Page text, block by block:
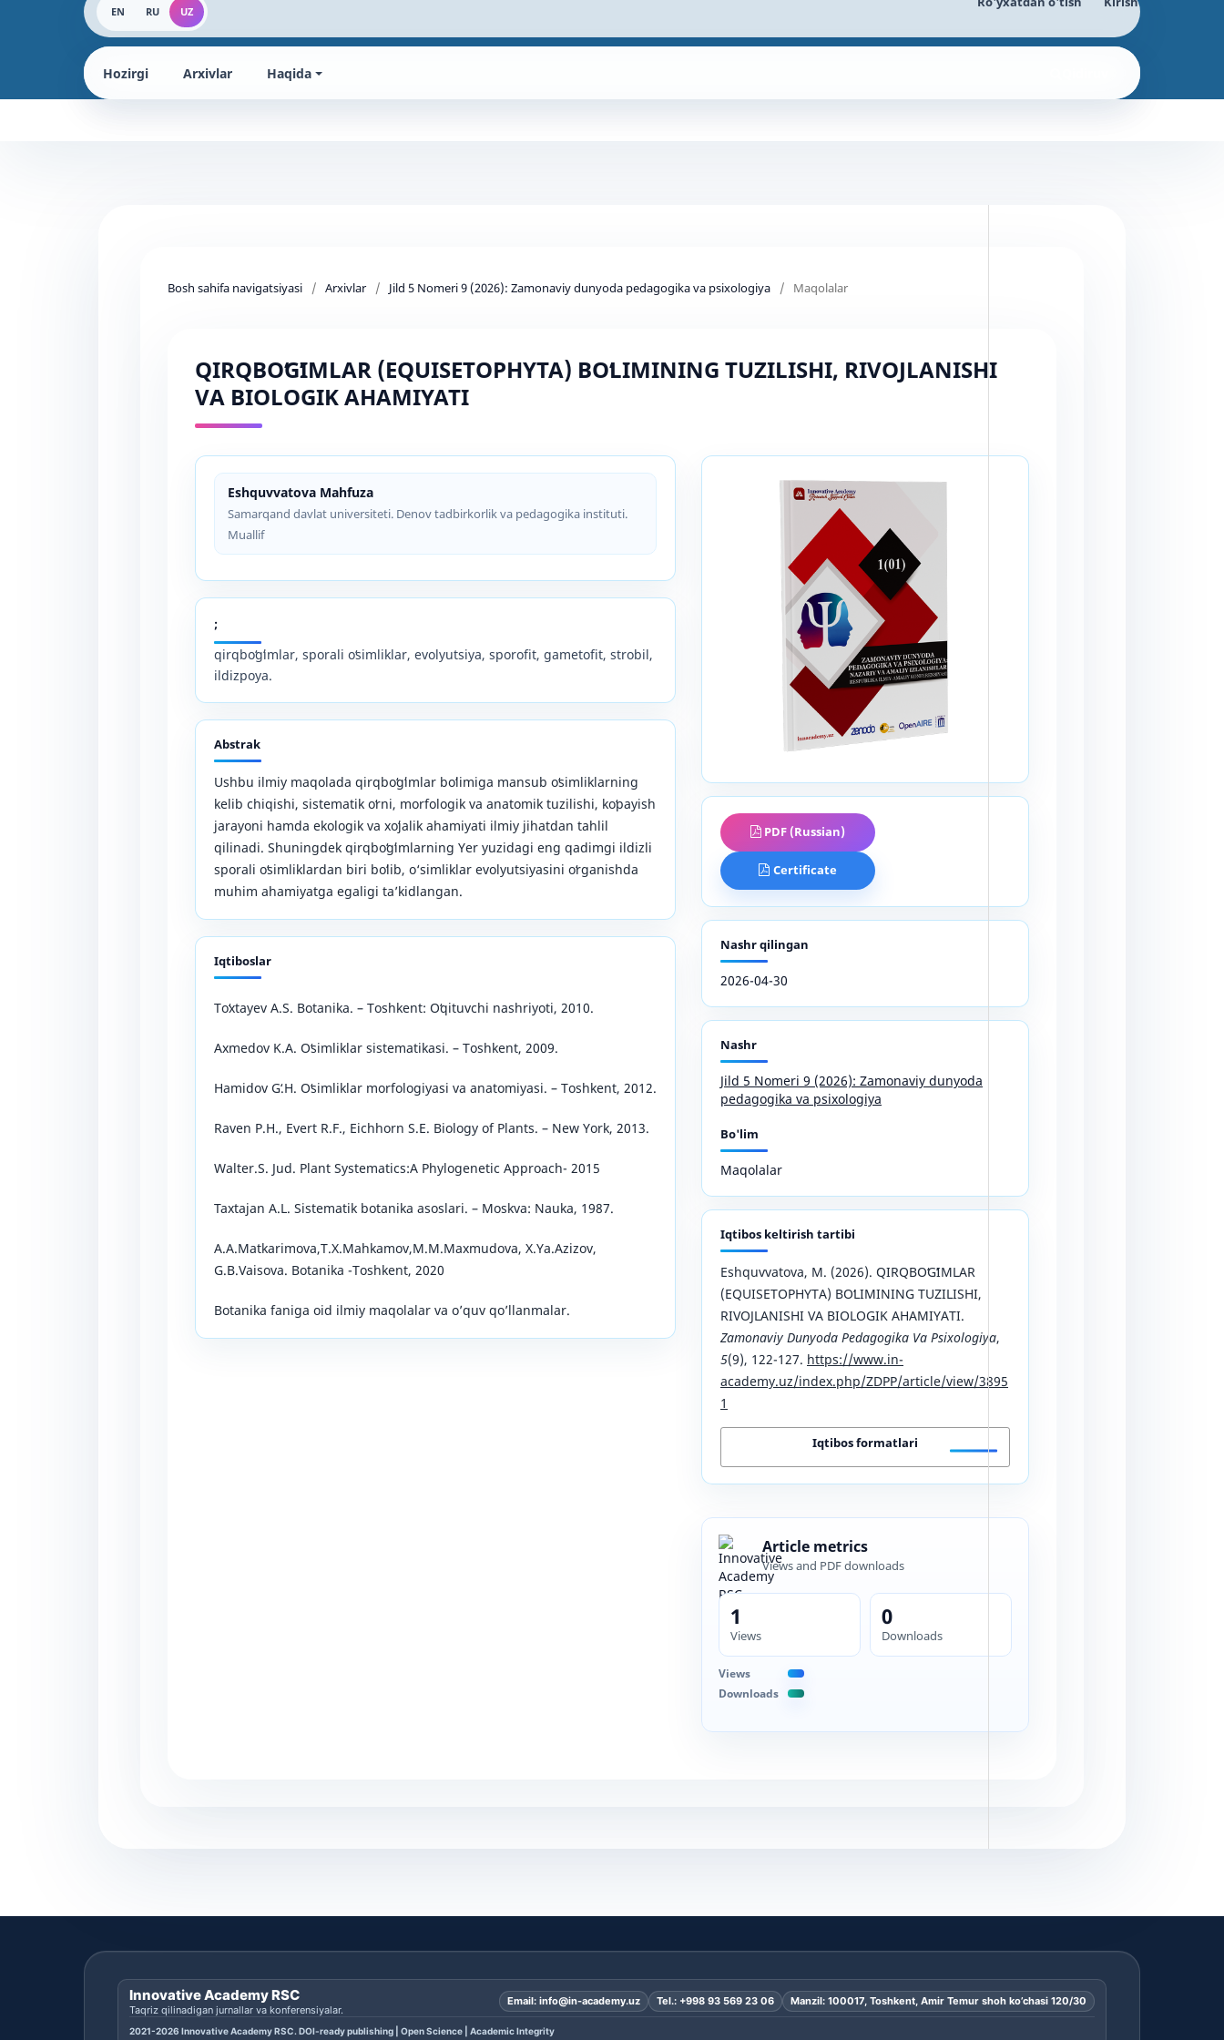
EN RU UZ
Hozirgi Arxivlar Haqida
Bosh sahifa navigatsiyasi / Arxivlar / Jild 5 Nomeri 9 (2026): Zamonaviy dunyoda pedagogika va psixologiya / Maqolalar
QIRQBOʻGʻIMLAR (EQUISETOPHYTA) BOʻLIMINING TUZILISHI, RIVOJLANISHI
VA BIOLOGIK AHAMIYATI
Eshquvvatova Mahfuza
Samarqand davlat universiteti. Denov tadbirkorlik va pedagogika instituti.
Muallif
;
qirqboʻgʻimlar, sporali oʻsimliklar, evolyutsiya, sporofit, gametofit, strobil,
ildizpoya.
Abstrak
Ushbu ilmiy maqolada qirqboʻgʻimlar boʻlimiga mansub oʻsimliklarning
kelib chiqishi, sistematik oʻrni, morfologik va anatomik tuzilishi, koʻpayish
jarayoni hamda ekologik va xoʻjalik ahamiyati ilmiy jihatdan tahlil
qilinadi. Shuningdek qirqboʻgʻimlarning Yer yuzidagi eng qadimgi ildizli
sporali oʻsimliklardan biri boʻlib, o‘simliklar evolyutsiyasini oʻrganishda
muhim ahamiyatga egaligi ta’kidlangan.
Iqtiboslar
Toʻxtayev A.S. Botanika. – Toshkent: Oʻqituvchi nashriyoti, 2010.
Axmedov K.A. Oʻsimliklar sistematikasi. – Toshkent, 2009.
Hamidov Gʻ.H. Oʻsimliklar morfologiyasi va anatomiyasi. – Toshkent, 2012.
Raven P.H., Evert R.F., Eichhorn S.E. Biology of Plants. – New York, 2013.
Walter.S. Jud. Plant Systematics:A Phylogenetic Approach- 2015
Taxtajan A.L. Sistematik botanika asoslari. – Moskva: Nauka, 1987.
A.A.Matkarimova,T.X.Mahkamov,M.M.Maxmudova, X.Ya.Azizov,
G.B.Vaisova. Botanika -Toshkent, 2020
Botanika faniga oid ilmiy maqolalar va o’quv qo’llanmalar.
PDF (Russian)
Certificate
Nashr qilingan
2026-04-30
Nashr
Jild 5 Nomeri 9 (2026): Zamonaviy dunyoda
pedagogika va psixologiya
Bo'lim
Maqolalar
Iqtibos keltirish tartibi
Eshquvvatova, M. (2026). QIRQBOʻGʻIMLAR
(EQUISETOPHYTA) BOʻLIMINING TUZILISHI,
RIVOJLANISHI VA BIOLOGIK AHAMIYATI.
Zamonaviy Dunyoda Pedagogika Va Psixologiya,
5(9), 122-127. https://www.in-
academy.uz/index.php/ZDPP/article/view/3895
1
Iqtibos formatlari
Article metrics
Views and PDF downloads
1
Views
0
Downloads
Views
Downloads
Innovative Academy RSC
Taqriz qilinadigan jurnallar va konferensiyalar.
Email: info@in-academy.uz Tel.: +998 93 569 23 06 Manzil: 100017, Toshkent, Amir Temur shoh ko’chasi 120/30
2021-2026 Innovative Academy RSC. DOI-ready publishing | Open Science | Academic Integrity